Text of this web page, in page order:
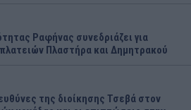
Ραφήνας συνεδριάζει για
Πλαστήρα και Δημητρακού
της διοίκησης Τσεβά στον